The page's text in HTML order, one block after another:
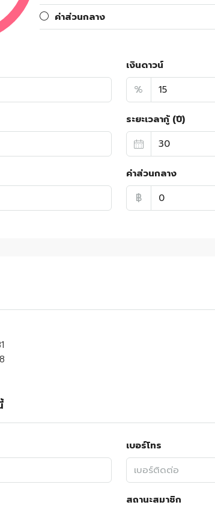
ค่าส่วนกลาง
เงินดาวน์
%
ระยะเวลากู้ (ปี)
ค่าส่วนกลาง
฿
เบอร์โทร
สถานะสมาชิก